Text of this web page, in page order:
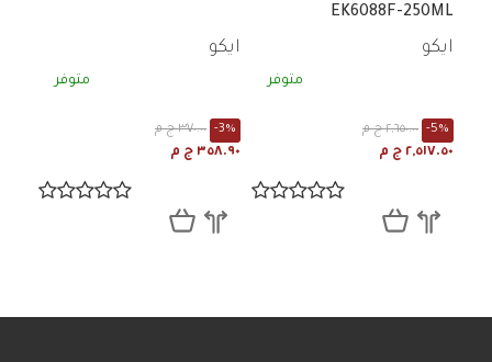
EK6088F-250ML
ايكو
متوفر
٢,٦٥٠.٠٠ ج م -5%
٢,٥١٧.٥٠ ج م
ايكو
متوفر
٣٧٠.٠٠ ج م -3%
٣٥٨.٩٠ ج م